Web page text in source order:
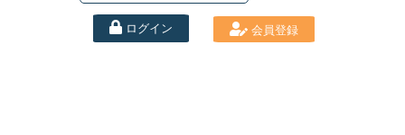
ログイン 会員登録